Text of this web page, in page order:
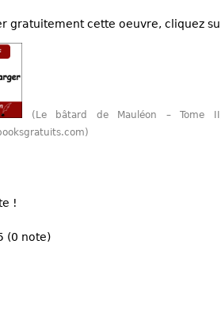
gratuitement cette oeuvre, cliquez
(Le bâtard de Mauléon – Tome
!
(0 note)